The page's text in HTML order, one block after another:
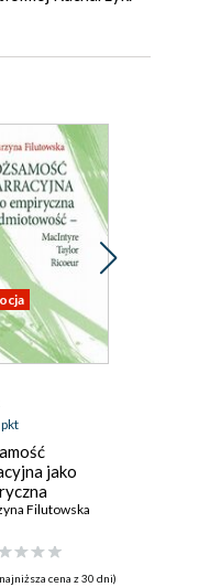
jako
-
Filutowska
cena z 30 dni)